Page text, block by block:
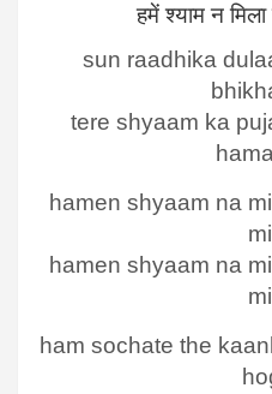
हमें श्याम न
sun raadhika
tere shyaam ka
hamen shyaam na
hamen shyaam na
ham sochate the